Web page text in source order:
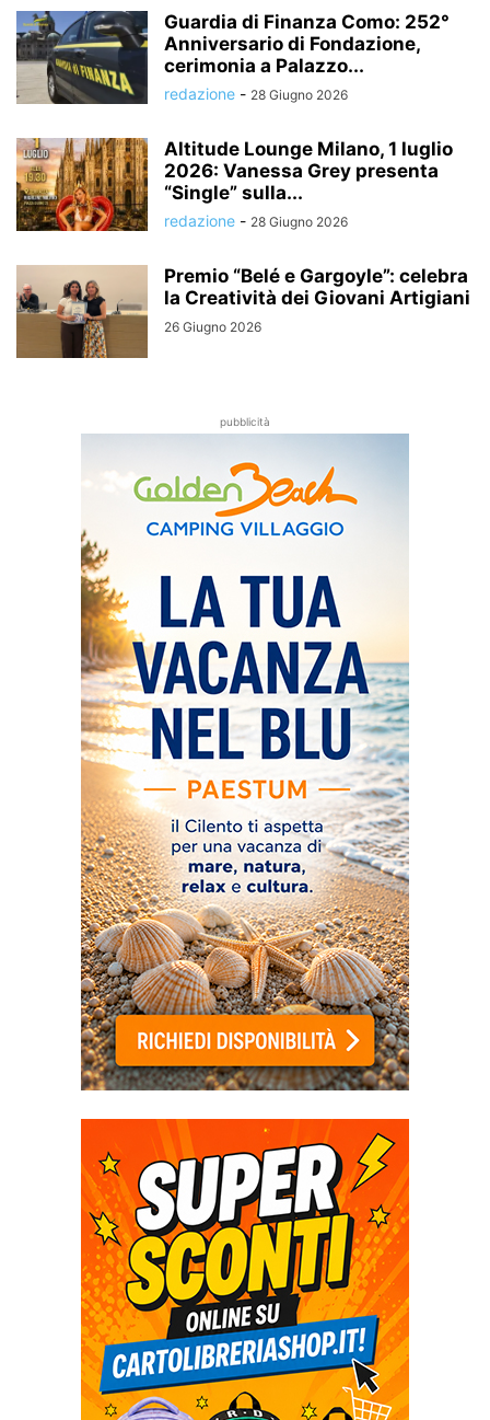
Guardia di Finanza Como: 252°
Anniversario di Fondazione,
cerimonia a Palazzo...
redazione - 28 Giugno 2026
Altitude Lounge Milano, 1 luglio
2026: Vanessa Grey presenta
“Single” sulla...
redazione - 28 Giugno 2026
Premio “Belé e Gargoyle”: celebra
la Creatività dei Giovani Artigiani
26 Giugno 2026
pubblicità